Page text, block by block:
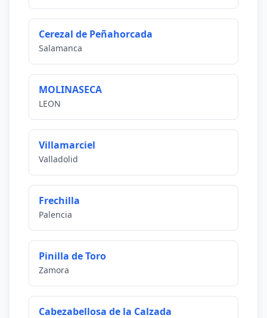
Cerezal de Peñahorcada
Salamanca
MOLINASECA
LEON
Villamarciel
Valladolid
Frechilla
Palencia
Pinilla de Toro
Zamora
Cabezabellosa de la Calzada